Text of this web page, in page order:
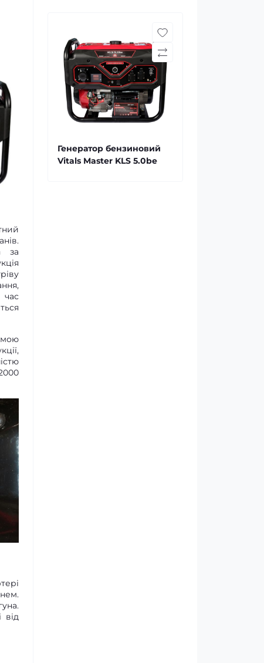
за
час
від
Генератор бензиновий
Vitals Master KLS 5.0be